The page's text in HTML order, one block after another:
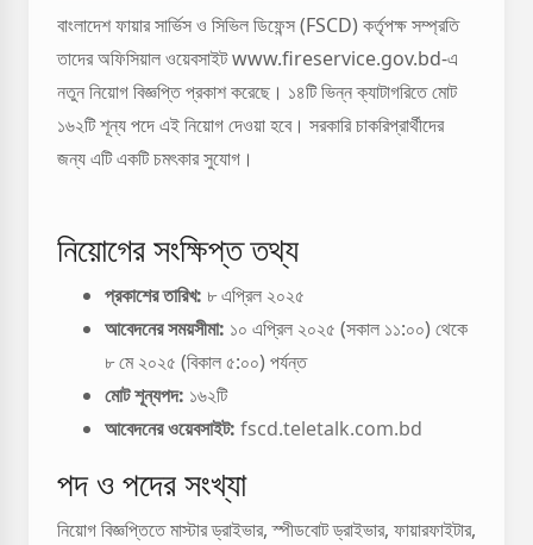
বাংলাদেশ ফায়ার সার্ভিস ও সিভিল ডিফেন্স (FSCD) কর্তৃপক্ষ সম্প্রতি
তাদের অফিসিয়াল ওয়েবসাইট www.fireservice.gov.bd-এ
নতুন নিয়োগ বিজ্ঞপ্তি প্রকাশ করেছে। ১৪টি ভিন্ন ক্যাটাগরিতে মোট
১৬২টি শূন্য পদে এই নিয়োগ দেওয়া হবে। সরকারি চাকরিপ্রার্থীদের
জন্য এটি একটি চমৎকার সুযোগ।
নিয়োগের সংক্ষিপ্ত তথ্য
প্রকাশের তারিখ: ৮ এপ্রিল ২০২৫
আবেদনের সময়সীমা: ১০ এপ্রিল ২০২৫ (সকাল ১১:০০) থেকে
৮ মে ২০২৫ (বিকাল ৫:০০) পর্যন্ত
মোট শূন্যপদ: ১৬২টি
আবেদনের ওয়েবসাইট: fscd.teletalk.com.bd
পদ ও পদের সংখ্যা
নিয়োগ বিজ্ঞপ্তিতে মাস্টার ড্রাইভার, স্পীডবোট ড্রাইভার, ফায়ারফাইটার,